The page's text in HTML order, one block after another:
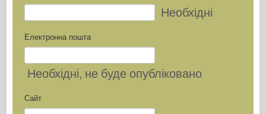
Необхідні
Електронна пошта
Необхідні, не буде опубліковано
Сайт